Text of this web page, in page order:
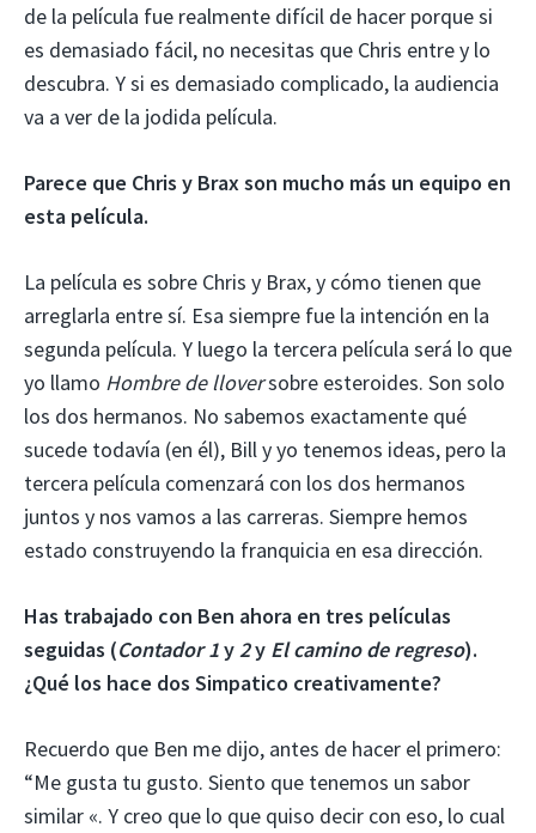
de la película fue realmente difícil de hacer porque si
es demasiado fácil, no necesitas que Chris entre y lo
descubra. Y si es demasiado complicado, la audiencia
va a ver de la jodida película.
Parece que Chris y Brax son mucho más un equipo en
esta película.
La película es sobre Chris y Brax, y cómo tienen que
arreglarla entre sí. Esa siempre fue la intención en la
segunda película. Y luego la tercera película será lo que
yo llamo Hombre de lloversobre esteroides. Son solo
los dos hermanos. No sabemos exactamente qué
sucede todavía (en él), Bill y yo tenemos ideas, pero la
tercera película comenzará con los dos hermanos
juntos y nos vamos a las carreras. Siempre hemos
estado construyendo la franquicia en esa dirección.
Has trabajado con Ben ahora en tres películas
seguidas (Contador 1y2y El camino de regreso).
¿Qué los hace dos Simpatico creativamente?
Recuerdo que Ben me dijo, antes de hacer el primero:
“Me gusta tu gusto. Siento que tenemos un sabor
similar «. Y creo que lo que quiso decir con eso, lo cual